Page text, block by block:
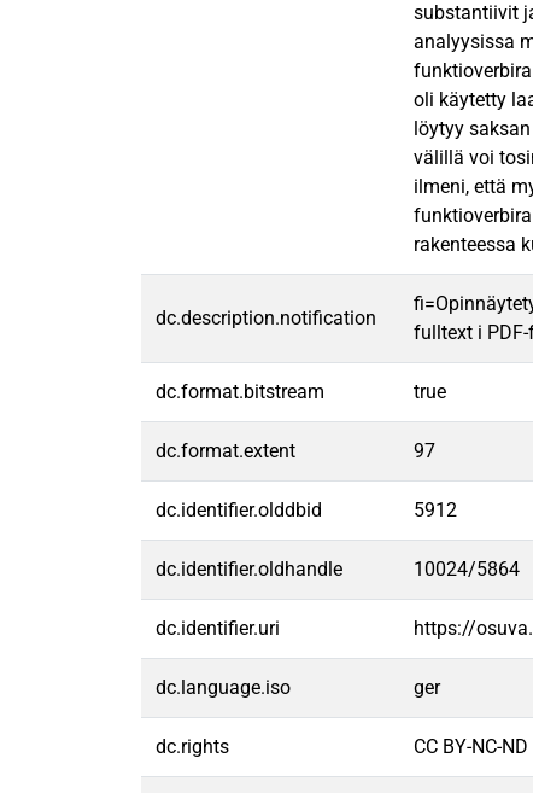
substantiivit
analyysissa
oli käytetty
löytyy
välillä voi
ilmeni, että
rakenteessa
dc.description.notification
fulltext i
dc.format.bitstream true
dc.format.extent 97
dc.identifier.olddbid 5912
dc.identifier.oldhandle 10024/5864
dc.identifier.uri https://
dc.language.iso ger
dc.rights CC BY-NC-